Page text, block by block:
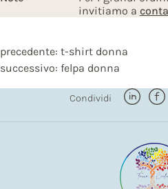
invitiamo a
precedente: t-shirt donna
successivo: felpa donna
Condividi